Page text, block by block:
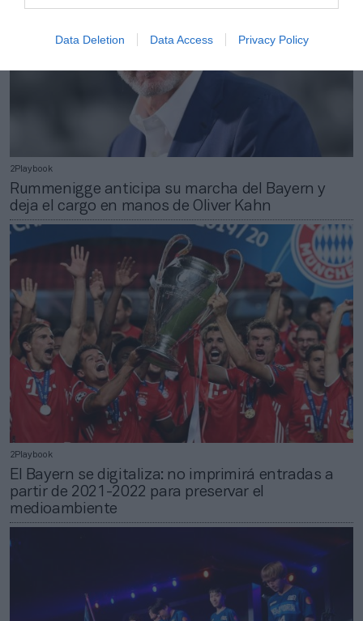
Data Deletion Data Access Privacy Policy
2Playbook
Rummenigge anticipa su marcha del Bayern y
deja el cargo en manos de Oliver Kahn
2Playbook
El Bayern se digitaliza: no imprimirá entradas a
partir de 2021-2022 para preservar el
medioambiente